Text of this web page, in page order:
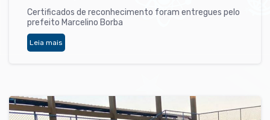
Certificados de reconhecimento foram entregues pelo
prefeito Marcelino Borba
Leia mais